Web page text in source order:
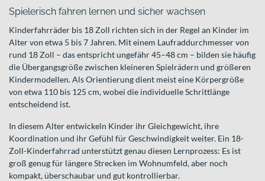
Spielerisch fahren lernen und sicher wachsen
Kinderfahrräder bis 18 Zoll richten sich in der Regel an Kinder im
Alter von etwa 5 bis 7 Jahren. Mit einem Laufraddurchmesser von
rund 18 Zoll – das entspricht ungefähr 45–48 cm – bilden sie häufig
die Übergangsgröße zwischen kleineren Spielrädern und größeren
Kindermodellen. Als Orientierung dient meist eine Körpergröße
von etwa 110 bis 125 cm, wobei die individuelle Schrittlänge
entscheidend ist.
In diesem Alter entwickeln Kinder ihr Gleichgewicht, ihre
Koordination und ihr Gefühl für Geschwindigkeit weiter. Ein 18-
Zoll-Kinderfahrrad unterstützt genau diesen Lernprozess: Es ist
groß genug für längere Strecken im Wohnumfeld, aber noch
kompakt, überschaubar und gut kontrollierbar.